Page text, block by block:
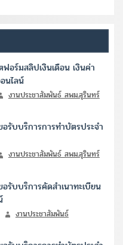
อร์มสลิปเงินเดือน เงินค่า
นไลน์
งานประชาสัมพันธ์ สพม.สุรินทร์
รับบริการการทำบัตรประจำ
งานประชาสัมพันธ์ สพม.สุรินทร์
รับบริการคัดสำเนาทะเบียน
งานประชาสัมพันธ์